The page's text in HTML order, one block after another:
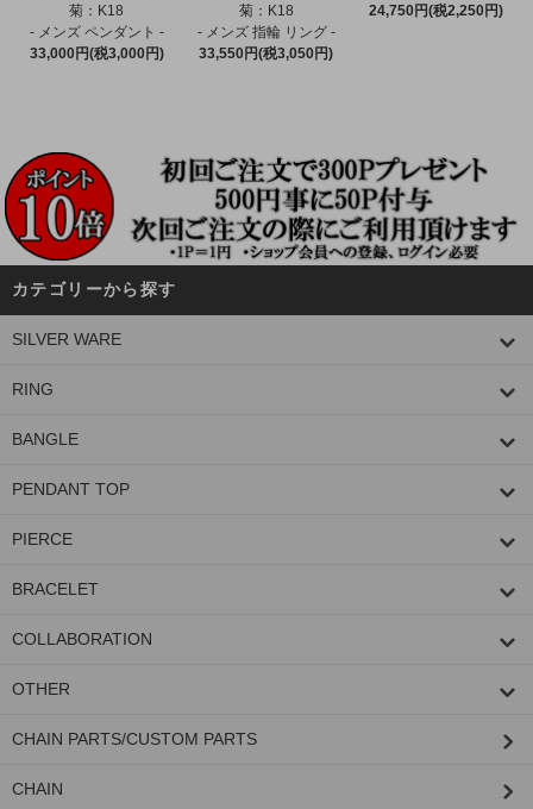
菊：K18
- メンズ ペンダント -
33,000円(税3,000円)
菊：K18
- メンズ 指輪 リング -
33,550円(税3,050円)
24,750円(税2,250円)
カテゴリーから探す
SILVER WARE
RING
BANGLE
PENDANT TOP
PIERCE
BRACELET
COLLABORATION
OTHER
CHAIN PARTS/CUSTOM PARTS
CHAIN